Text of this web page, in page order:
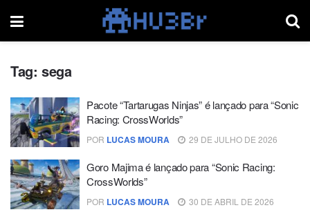
Tag: sega
Pacote “Tartarugas Ninjas” é lançado para “Sonic
Racing: CrossWorlds”
POR LUCAS MOURA 29 DE JULHO DE 2026
Goro Majima é lançado para “Sonic Racing:
CrossWorlds”
POR LUCAS MOURA 30 DE ABRIL DE 2026